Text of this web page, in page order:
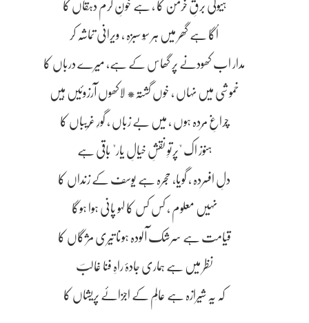
ہیولٰی برقِ خرمن کا ، ہے خونِ گرم دہقاں کا
اُگا ہے گھر میں ہر سُو سبزہ ، ویرانی تماشہ کر
مدار اب کھودنے پر گھاس کے ہے، میرے درباں کا
خموشی میں نہاں ، خوں گشتہ* لاکھوں آرزوئیں ہیں
چراغِ مُردہ ہوں ، میں بے زباں ، گورِ غریباں کا
ہنوز اک "پرتوِ نقشِ خیالِ یار" باقی ہے
دلِ افسردہ ، گویا، حجرہ ہے یوسف کے زنداں کا
نہیں معلوم ، کس کس کا لہو پانی ہوا ہوگا
قیامت ہے سرشک آلودہ ہونا تیری مژگاں کا
نظر میں ہے ہماری جادۂ راہِ فنا غالبؔ
کہ یہ شیرازہ ہے عالَم کے اجزائے پریشاں کا